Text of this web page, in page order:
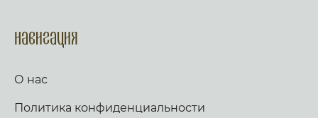
Навигация
О нас
Политика конфиденциальности